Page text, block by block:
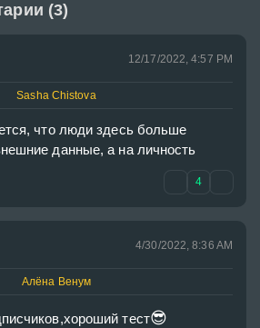
(3)
4/30/2022, 8:36 AM
Алёна Венум
тест😎
12/17/2022, 4:57 PM
Sasha Chistova
что люди здесь больше
данные, а на личность
4